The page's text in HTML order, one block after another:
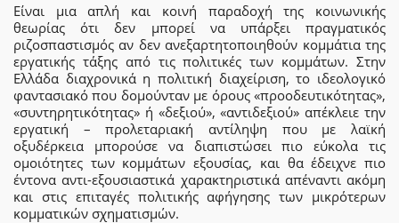
Είναι μια απλή και κοινή παραδοχή της κοινωνικής
θεωρίας ότι δεν μπορεί να υπάρξει πραγματικός
ριζοσπαστισμός αν δεν ανεξαρτητοποιηθούν κομμάτια της
εργατικής τάξης από τις πολιτικές των κομμάτων. Στην
Ελλάδα διαχρονικά η πολιτική διαχείριση, το ιδεολογικό
φαντασιακό που δομούνταν με όρους «προοδευτικότητας»,
«συντηρητικότητας» ή «δεξιού», «αντιδεξιού» απέκλειε την
εργατική – προλεταριακή αντίληψη που με λαϊκή
οξυδέρκεια μπορούσε να διαπιστώσει πιο εύκολα τις
ομοιότητες των κομμάτων εξουσίας, και θα έδειχνε πιο
έντονα αντι-εξουσιαστικά χαρακτηριστικά απέναντι ακόμη
και στις επιταγές πολιτικής αφήγησης των μικρότερων
κομματικών σχηματισμών.